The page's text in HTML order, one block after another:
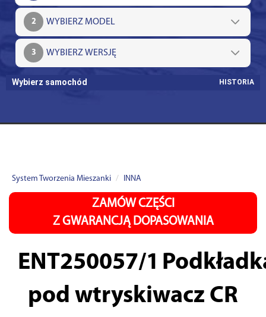
2
3
Wybierz samochód HISTORIA
System Tworzenia Mieszanki INNA
ZAMÓW CZĘŚCI
Z GWARANCJĄ DOPASOWANIA
ENT250057/1
pod wtryskiwacz CR